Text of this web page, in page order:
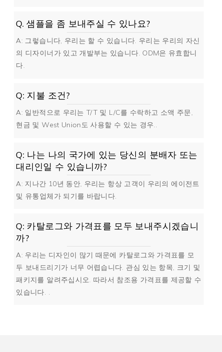
Q. 샘플을 좀 보내주실 수 있나요?
A: 그렇습니다, 우리는 할 수 있습니다. 우리는 우리의 자신
의 디자이너가 있고 개발부는 있습니다. ODM은 유효합니
다.
Q: 지불 조건?
A: 일반적으로 우리는 T/T 및 L/C를 수락하고 소액 주문,
현금 및 West Union도 사용할 수 있는 경우..
Q: 나는 나의 국가에 있는 당신의 분배자 또는
대리인일 수 있습니까?
A: 지나간 10년 동안, 우리는 항상 고객이 우리의 에이전트
및 유통업체가 되기를 바랍니다.
Q: 카탈로그와 가격표를 모두 보내주시겠습니
까?
A: 우리는 디자인이 많기 때문에 카탈로그와 가격표를 모
두 보내드리기가 너무 어렵습니다. 관심 있는 항목, 크기 및
패키지를 알려주십시오. 따라서 참조용 가격표를 제공할 수
있습니다. .